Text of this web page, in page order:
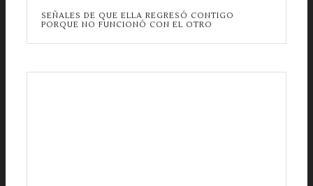
SEÑALES DE QUE ELLA REGRESÓ CONTIGO
PORQUE NO FUNCIONÓ CON EL OTRO